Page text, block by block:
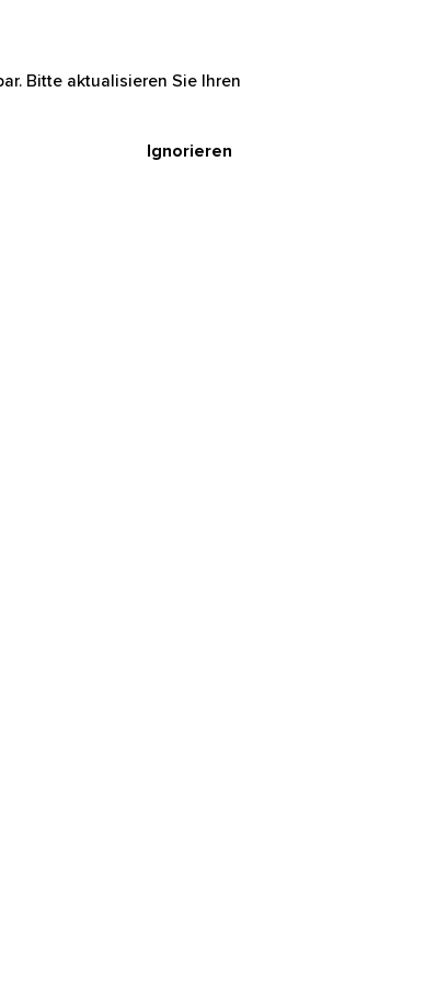
Bitte aktualisieren Sie Ihren
Ignorieren